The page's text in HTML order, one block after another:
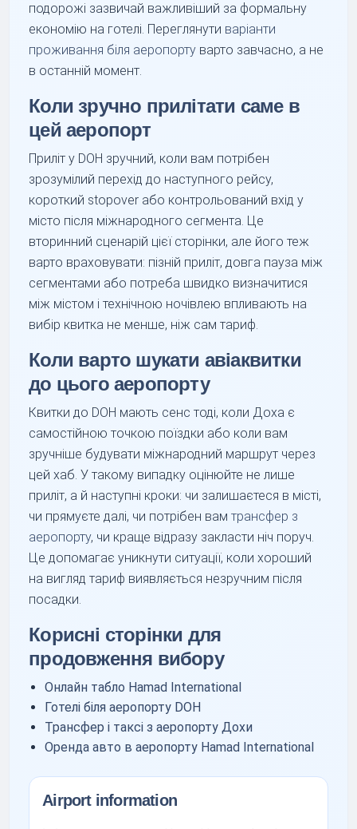
подорожі зазвичай важливіший за формальну
економію на готелі. Переглянути варіанти
проживання біля аеропорту варто завчасно, а не
в останній момент.
Коли зручно прилітати саме в
цей аеропорт
Приліт у DOH зручний, коли вам потрібен
зрозумілий перехід до наступного рейсу,
короткий stopover або контрольований вхід у
місто після міжнародного сегмента. Це
вторинний сценарій цієї сторінки, але його теж
варто враховувати: пізній приліт, довга пауза між
сегментами або потреба швидко визначитися
між містом і технічною ночівлею впливають на
вибір квитка не менше, ніж сам тариф.
Коли варто шукати авіаквитки
до цього аеропорту
Квитки до DOH мають сенс тоді, коли Доха є
самостійною точкою поїздки або коли вам
зручніше будувати міжнародний маршрут через
цей хаб. У такому випадку оцінюйте не лише
приліт, а й наступні кроки: чи залишаєтеся в місті,
чи прямуєте далі, чи потрібен вамтрансфер з
аеропорту, чи краще відразу закласти ніч поруч.
Це допомагає уникнути ситуації, коли хороший
на вигляд тариф виявляється незручним після
посадки.
Корисні сторінки для
продовження вибору
Онлайн табло Hamad International
Готелі біля аеропорту DOH
Трансфер і таксі з аеропорту Дохи
Оренда авто в аеропорту Hamad International
Airport information